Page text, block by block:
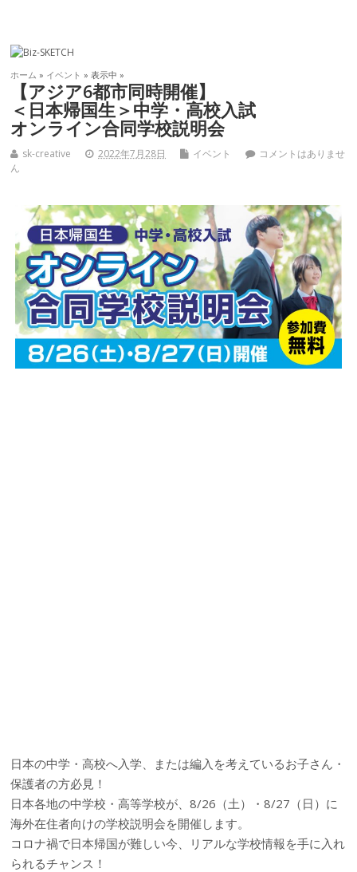
ホーム » イベント » 表示中 »
【アジア6都市同時開催】
＜日本帰国生＞中学・高校入試
オンライン合同学校説明会
sk-creative 2022年7月28日 イベント
コメントはありませ
ん
日本の中学・高校へ入学、または編入を考えているお子さん・
保護者の方必見！
日本各地の中学校・高等学校が、8/26（土）・8/27（日）に
海外在住者向けの学校説明会を開催します。
コロナ禍で日本帰国が難しい今、リアルな学校情報を手に入れ
られるチャンス！